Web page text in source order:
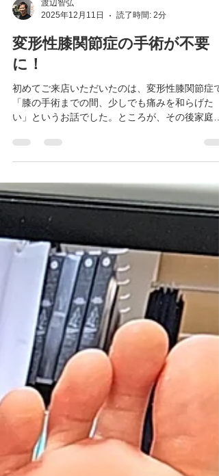
渡辺智弘
2025年12月11日
読了時間: 2分
「膝の手術までの間、少しでも痛みを和らげた
い」というお話でした。ところが、その後家庭の
事情で手術が延期に。そこで、カスタムインソー
ルを使い続けていただくことになりました。 そし
て 8カ月後。もう一度MRIを撮り、以前の画像と
較したところ——なんと 膝関節が擦れない角度
矯正されており、手術の必要がないと整形外科の
ドクターから診断されたそうです。 お客様も「こ
んなことってあるんですね？」と驚きの表情。さ
らにドクターも驚かれたようで、「使っていたイ
ンソールが良かったんだと思います」とはっきり
言ってくださったとのこと。 インソールに否定的
なドクターも多い中、お客様にもドクターにも評
価していただけたというのは、私にとって本当に
嬉しい出来事でした。 そして今回、満を持して フ
ァンクショナルオーソティックス・スーパーグラ
ス を作製させていただくことに！これからの変
がとても楽しみです。